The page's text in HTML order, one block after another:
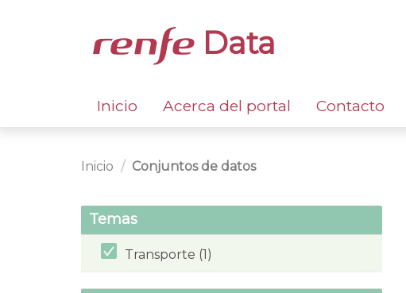
Data
Inicio Acerca del portal Contacto
Inicio Conjuntos de datos
Temas
Transporte (1)